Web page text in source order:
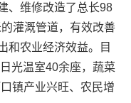
、维修改造了总长98
灌溉管道，有效改善
和农业经济效益。目
光温室40余座，蔬菜
镇产业兴旺、农民增